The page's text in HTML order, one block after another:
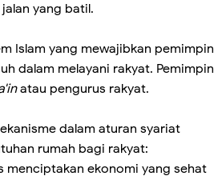
yang batil.
Islam yang mewajibkan pemimpin
dalam melayani rakyat. Pemimpin
atau pengurus rakyat.
dalam aturan syariat
rumah bagi rakyat:
menciptakan ekonomi yang sehat